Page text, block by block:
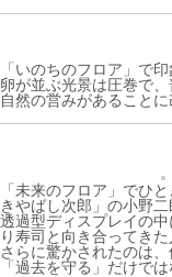
「いのちのフロア」で
卵が並ぶ光景は圧巻で
自然の営みがあること
「未来のフロア」でひ
きやばし次郎」の小野
透過型ディスプレイの
り寿司と向き合ってき
さらに驚かされたのは
「過去を守る」だけで